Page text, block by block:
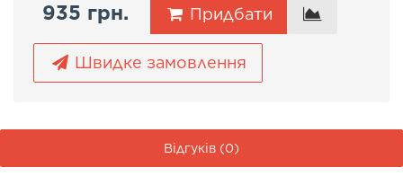
935 грн. Придбати
Швидке замовлення
Відгуків (0)